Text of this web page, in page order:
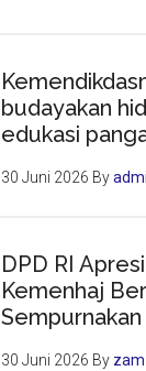
budayakan
edukasi
30 Juni 2026 By
DPD RI
Kemenhaj
30 Juni 2026 By zam